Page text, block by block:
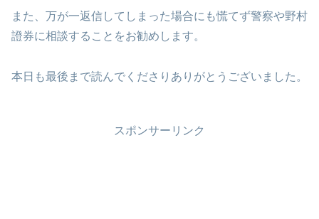
また、万が一返信してしまった場合にも慌てず警察や野村
證券に相談することをお勧めします。
本日も最後まで読んでくださりありがとうございました。
スポンサーリンク